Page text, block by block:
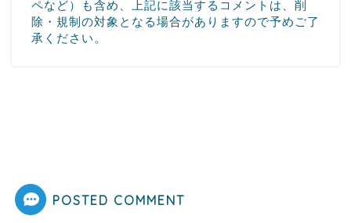
ペなど）も含め、上記に該当するコメントは、削
除・規制の対象となる場合がありますので予めご了
承ください。
POSTED COMMENT